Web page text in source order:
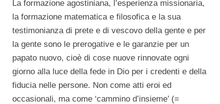
La formazione agostiniana, l’esperienza missionaria,
la formazione matematica e filosofica e la sua
testimonianza di prete e di vescovo della gente e per
la gente sono le prerogative e le garanzie per un
papato nuovo, cioè di cose nuove rinnovate ogni
giorno alla luce della fede in Dio per i credenti e della
fiducia nelle persone. Non come atti eroi ed
occasionali, ma come ‘cammino d’insieme’ (=